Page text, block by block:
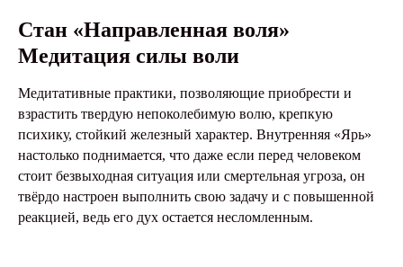
Стан «Направленная воля»
Медитация силы воли
Медитативные практики, позволяющие приобрести и
взрастить твердую непоколебимую волю, крепкую
психику, стойкий железный характер. Внутренняя «Ярь»
настолько поднимается, что даже если перед человеком
стоит безвыходная ситуация или смертельная угроза, он
твёрдо настроен выполнить свою задачу и с повышенной
реакцией, ведь его дух остается несломленным.